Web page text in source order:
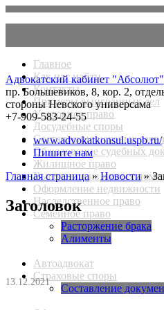
Главное
Как нас найти
Контакты
Примеры выигранных дел
Уголовное право
Досудебные споры
Составление исковых
Обжалование судебных
Жилищное право
Выселение из жилых
Оформление недвижности
Наследственное право
Семейное право
Расторжение брака
Алименты
Автоадвокат
Страховые споры
Составление
Адвокатский кабинет "Абсолют"
пр. Большевиков, 8, кор. 2,
стороны Невского универсама
+7-909-583-24-55
www.advokatkonsul.uspb.ru/
Пишите нам
Главная страница»Новости»
Заголовок
13.12.2021